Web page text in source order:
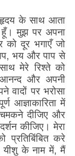
के साथ आता
हूँ। मुझ पर अपना
दूर भगाएँ जो
भय और पाप से
मेरे रिश्ते को
और अपनी
वादों पर भरोसा
आज्ञाकारिता में
दीजिए और
कीजिए। मेरा
प्रतिबिंबित करे
यीशु के नाम में, मैं